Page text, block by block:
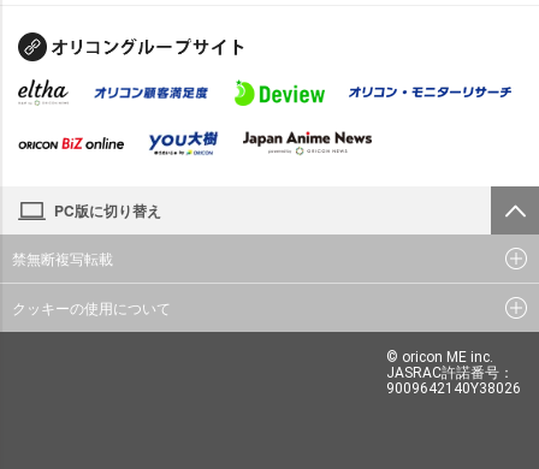
PC版に切り替え
禁無断複写転載
クッキーの使用について
© oricon ME inc.
JASRAC許諾番号：
9009642140Y38026